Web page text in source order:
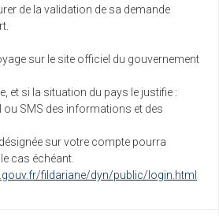
de la validation de sa demande
sur le site officiel du gouvernement
et si la situation du pays le justifie :
ou SMS des informations et des
sur votre compte pourra
cas échéant.
fildariane/dyn/public/login.html